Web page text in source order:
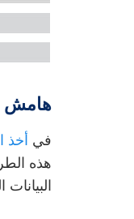
هامش
في أخذ
هذه